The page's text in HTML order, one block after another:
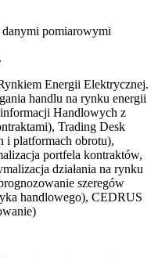
pomiarowymi
Energii Elektrycznej.
handlu na rynku energii
Handlowych z
Trading Desk
i platformach obrotu),
portfela kontraktów,
działania na rynku
szeregów
handlowego), CEDRUS